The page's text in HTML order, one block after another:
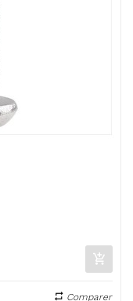
Comparer